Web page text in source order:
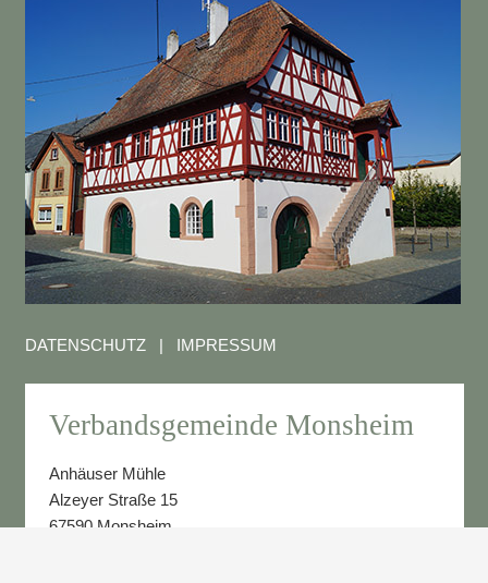
DATENSCHUTZ| IMPRESSUM
Verbandsgemeinde Monsheim
Anhäuser Mühle
Alzeyer Straße 15
67590 Monsheim